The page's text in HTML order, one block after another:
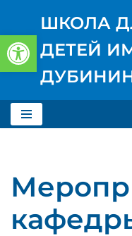
Перейти
к
содержимому
ШКОЛА
ДЕТЕЙ
Открыть панель